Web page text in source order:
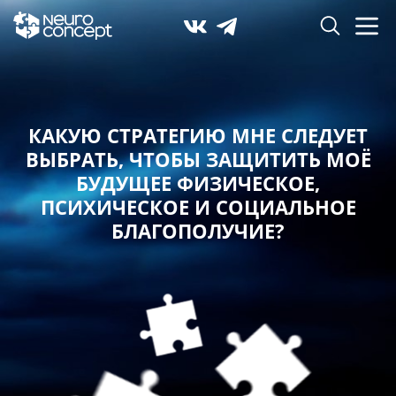
КАКУЮ СТРАТЕГИЮ МНЕ СЛЕДУЕТ
ВЫБРАТЬ,ЧТОБЫ ЗАЩИТИТЬ МОЁ
БУДУЩЕЕ ФИЗИЧЕСКОЕ,
ПСИХИЧЕСКОЕ И СОЦИАЛЬНОЕ
БЛАГОПОЛУЧИЕ?